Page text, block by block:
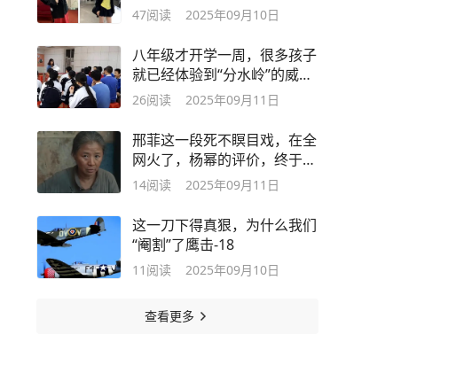
47阅读 2025年09月10日
八年级才开学一周，很多孩子
就已经体验到“分水岭”的威力
了！
26阅读 2025年09月11日
邢菲这一段死不瞑目戏，在全
网火了，杨幂的评价，终于有
人信了
14阅读 2025年09月11日
这一刀下得真狠，为什么我们
“阉割”了鹰击-18
11 阅读 2025年09月10日
查看更多